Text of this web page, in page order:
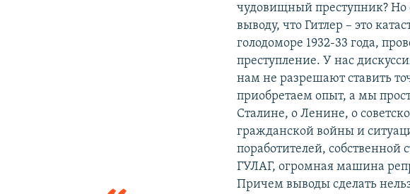
чудовищный преступник? Но
выводу, что Гитлер – это
голодоморе 1932-33 года,
преступление. У нас
нам не разрешают ставить
приобретаем опыт, а мы
Сталине, о Ленине, о
гражданской войны и
поработителей, собственной
ГУЛАГ, огромная машина
Причем выводы сделать